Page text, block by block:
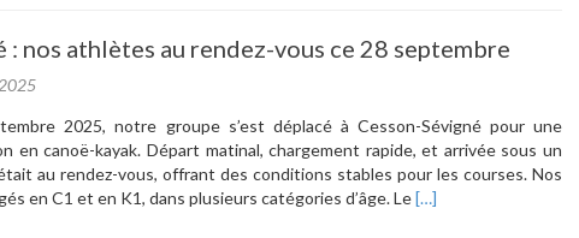
: nos athlètes au rendez-vous ce 28 septembre
2025, notre groupe s’est déplacé à Cesson-Sévigné pour une
en canoë-kayak. Départ matinal, chargement rapide, et arrivée sous un
au rendez-vous, offrant des conditions stables pour les courses. Nos
en C1 et en K1, dans plusieurs catégories d’âge. LeEn
[…]